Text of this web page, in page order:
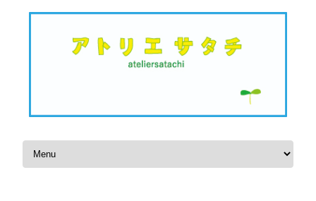
Skip to content